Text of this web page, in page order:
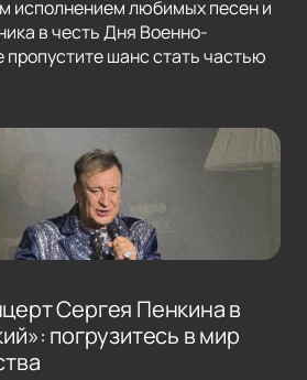
исполнением любимых песен и
в честь Дня Военно-
шанс стать частью
Сергея Пенкина в
погрузитесь в мир